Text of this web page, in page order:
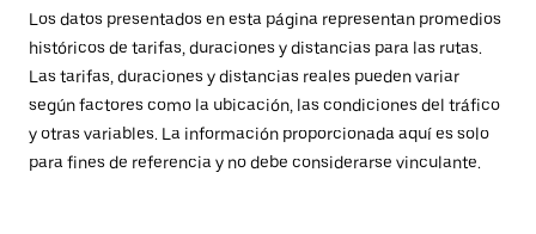
Los datos presentados en esta página representan promedios
históricos de tarifas, duraciones y distancias para las rutas.
Las tarifas, duraciones y distancias reales pueden variar
según factores como la ubicación, las condiciones del tráfico
y otras variables. La información proporcionada aquí es solo
para fines de referencia y no debe considerarse vinculante.